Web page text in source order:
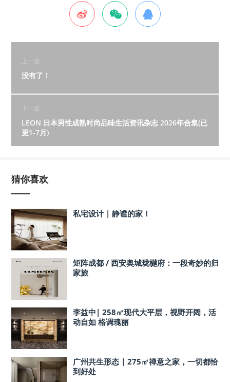
上一篇
没有了！
下一篇
LEON 日本男性成熟时尚品味生活资讯杂志 2026年合集(已
更1-7月)
猜你喜欢
私宅设计 | 静谧的家！
矩阵成都 / 西安奥城珑樾府：一段奇妙的归
家旅
李益中| 258㎡现代大平层，视野开阔，活
动自如 格调瑰丽
广州共生形态 | 275㎡禅意之家，一切都恰
到好处